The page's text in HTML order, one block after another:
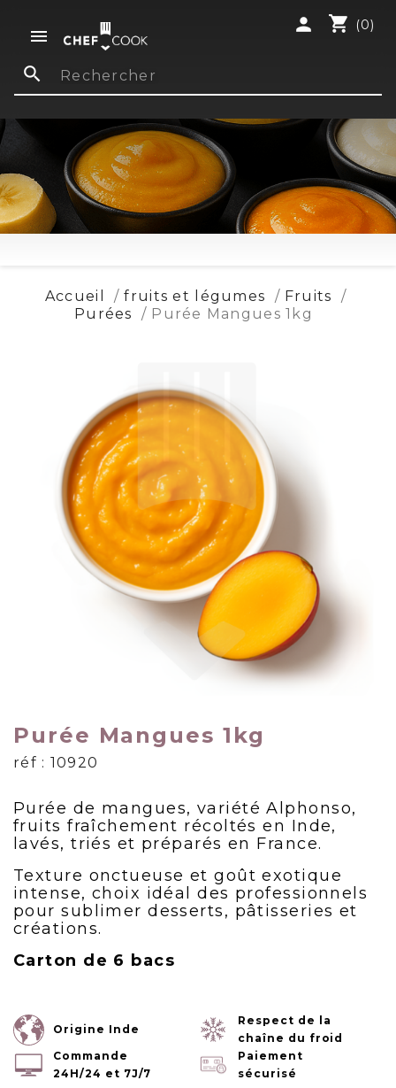

shopping_cart (0)
person
search
Accueil fruits et légumes
Fruits
Purées
Purée Mangues 1kg
Purée Mangues 1kg
réf : 10920
Purée de mangues, variété Alphonso,
fruits fraîchement récoltés en Inde,
lavés, triés et préparés en France.
Texture onctueuse et goût exotique
intense, choix idéal des professionnels
pour sublimer desserts, pâtisseries et
créations.
Carton de 6 bacs
Origine Inde
Respect de la
chaîne du froid
Commande
24H/24 et 7J/7
Paiement
sécurisé